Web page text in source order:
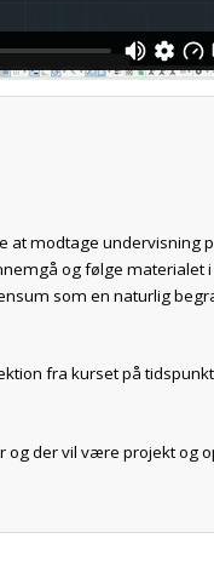
at modtage undervisning
og følge materialet
som en naturlig
fra kurset på
og der vil være projekt og